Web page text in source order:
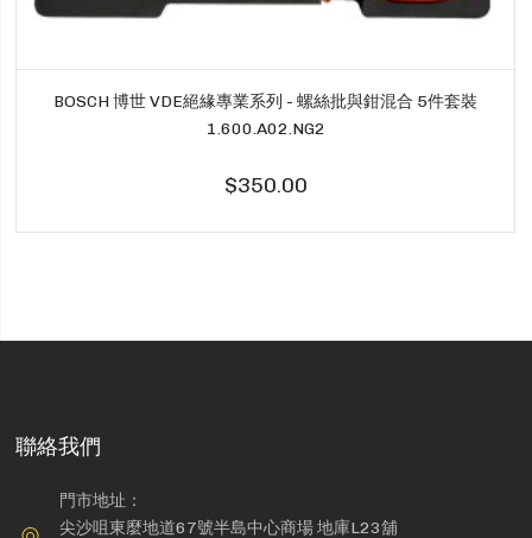
BOSCH 博世 VDE絕緣專業系列 - 螺絲批與鉗混合 5件套裝
1.600.A02.NG2
$350.00
聯絡我們
門市地址：
尖沙咀東麼地道67號半島中心商場 地庫L23舖